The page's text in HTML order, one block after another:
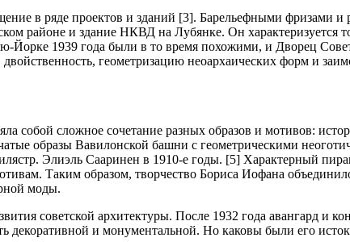
в ряде проектов и зданий [3]. Барельефными
районе и здание НКВД на Лубянке. Он характеризуется
Йорке 1939 года были в то время похожими, и Дворец
геометризацию неоархаических форм и
собой сложное сочетание разных образов и мотивов:
образы Вавилонской башни с геометрическими
Элиэль Сааринен в 1910-е годы. [5] Характерный
Таким образом, творчество Бориса Иофана
моды.
советской архитектуры. После 1932 года авангард и
декоративной и монументальной. Но каковы были его